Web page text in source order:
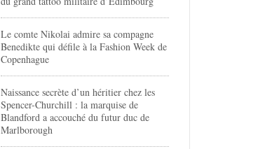
Le comte Nikolai admire sa compagne
Benedikte qui défile à la Fashion Week de
Copenhague
Naissance secrète d’un héritier chez les
Spencer-Churchill : la marquise de
Blandford a accouché du futur duc de
Marlborough